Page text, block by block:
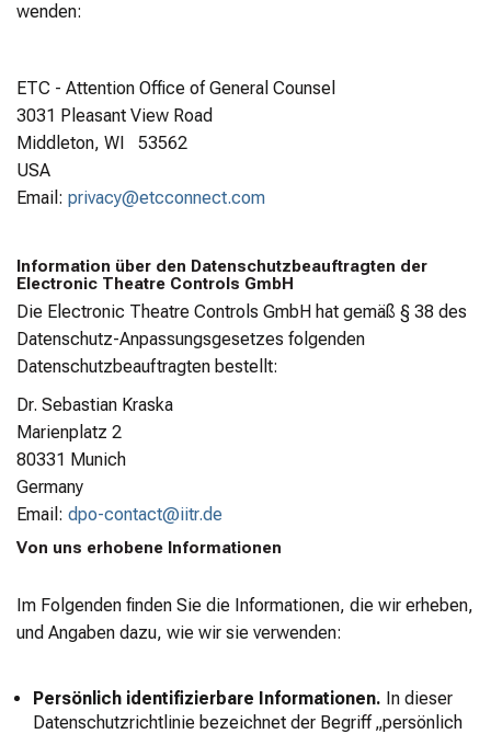
wenden:
ETC - Attention Office of General Counsel
3031 Pleasant View Road
Middleton, WI 53562
USA
Email: privacy@etcconnect.com
Information über den Datenschutzbeauftragten der
Electronic Theatre Controls GmbH
Die Electronic Theatre Controls GmbH hat gemäß § 38 des
Datenschutz-Anpassungsgesetzes folgenden
Datenschutzbeauftragten bestellt:
Dr. Sebastian Kraska
Marienplatz 2
80331 Munich
Germany
Email: dpo-contact@iitr.de
Von uns erhobene Informationen
Im Folgenden finden Sie die Informationen, die wir erheben,
und Angaben dazu, wie wir sie verwenden:
Persönlich identifizierbare Informationen. In dieser
Datenschutzrichtlinie bezeichnet der Begriff „persönlich